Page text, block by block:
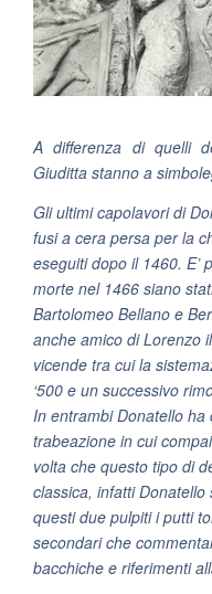
A differenza di quelli
Giuditta stanno a
Gli ultimi capolavori di
fusi a cera persa per la
eseguiti dopo il 1460. E’
morte nel 1466 siano
Bartolomeo Bellano e
anche amico di Lorenzo
vicende tra cui la
‘500 e un successivo
In entrambi Donatello
trabeazione in cui
volta che questo tipo di
classica, infatti
questi due pulpiti i putti
secondari che
bacchiche e riferimenti